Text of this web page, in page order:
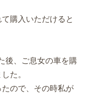
購入いただけると
後、ご息女の車を購
た。
ので、その時私が